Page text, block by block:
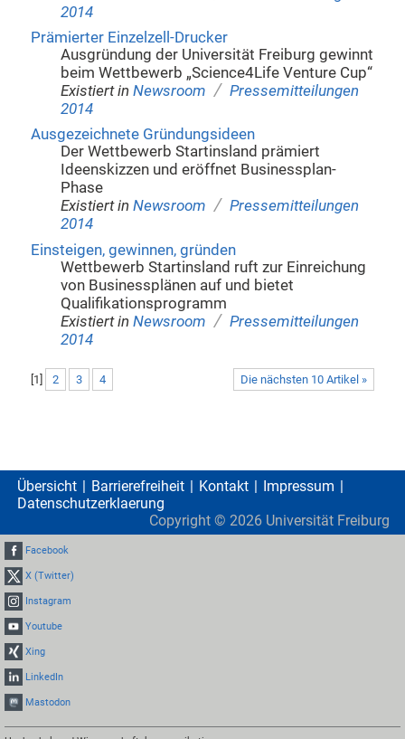
2014
Prämierter Einzelzell-Drucker
Ausgründung der Universität Freiburg gewinnt
beim Wettbewerb „Science4Life Venture Cup“
Existiert in Newsroom / Pressemitteilungen
2014
Ausgezeichnete Gründungsideen
Der Wettbewerb Startinsland prämiert
Ideenskizzen und eröffnet Businessplan-
Phase
Existiert in Newsroom / Pressemitteilungen
2014
Einsteigen, gewinnen, gründen
Wettbewerb Startinsland ruft zur Einreichung
von Businessplänen auf und bietet
Qualifikationsprogramm
Existiert in Newsroom / Pressemitteilungen
2014
Die nächsten 10 Artikel »
1 2 3 4
Übersicht Barrierefreiheit Kontakt
Impressum
Datenschutzerklaerung
Copyright © 2026 Universität Freiburg
Facebook
X (Twitter)
Instagram
Youtube
Xing
LinkedIn
Mastodon